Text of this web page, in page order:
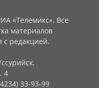
«Телемикс». Все
материалов
с редакцией.
4
33-93-99